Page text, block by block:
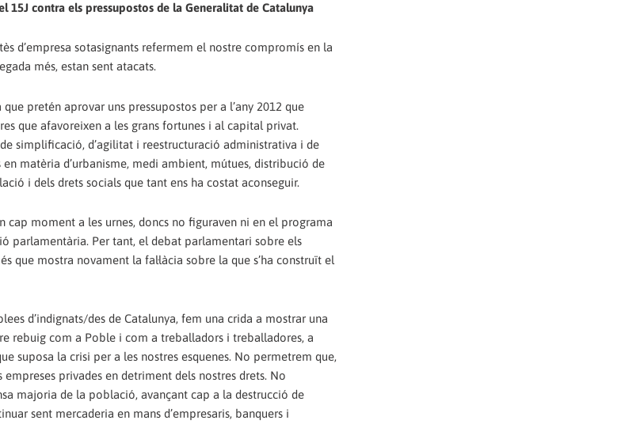
contra els pressupostos de la Generalitat de Catalunya
d’empresa sotasignants refermem el nostre compromís en la
més, estan sent atacats.
pretén aprovar uns pressupostos per a l’any 2012 que
que afavoreixen a les grans fortunes i al capital privat.
simplificació, d’agilitat i reestructuració administrativa i de
matèria d’urbanisme, medi ambient, mútues, distribució de
i dels drets socials que tant ens ha costat aconseguir.
cap moment a les urnes, doncs no figuraven ni en el programa
parlamentària. Per tant, el debat parlamentari sobre els
que mostra novament la fal·làcia sobre la que s’ha construït el
d’indignats/des de Catalunya, fem una crida a mostrar una
rebuig com a Poble i com a treballadors i treballadores, a
suposa la crisi per a les nostres esquenes. No permetrem que,
privades en detriment dels nostres drets. No
majoria de la població, avançant cap a la destrucció de
sent mercaderia en mans d’empresaris, banquers i